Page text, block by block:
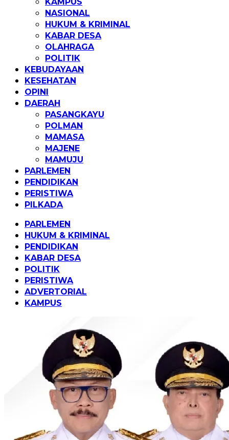
NASIONAL
HUKUM & KRIMINAL
KABAR DESA
OLAHRAGA
POLITIK
KEBUDAYAAN
KESEHATAN
OPINI
DAERAH
PASANGKAYU
POLMAN
MAMASA
MAJENE
MAMUJU
PARLEMEN
PENDIDIKAN
PERISTIWA
PILKADA
PARLEMEN
HUKUM & KRIMINAL
PENDIDIKAN
KABAR DESA
POLITIK
PERISTIWA
ADVERTORIAL
KAMPUS